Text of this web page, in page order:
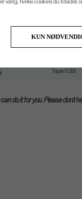
SPEC.
Tip
Taper 0.355
do it for you. Please dont
vælg, hvilke cookies du tillader,
KUN